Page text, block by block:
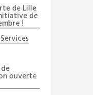
de Lille
de
!
ouverte